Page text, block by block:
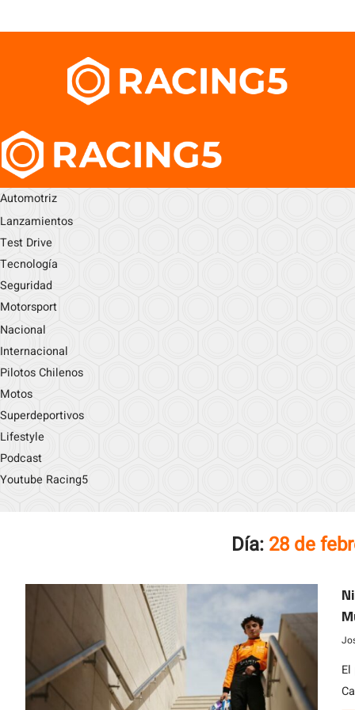
Automotriz
Lanzamientos
Test Drive
Tecnología
Seguridad
Motorsport
Nacional
Internacional
Pilotos Chilenos
Motos
Superdeportivos
Lifestyle
Podcast
Youtube Racing5
Día: 28 de